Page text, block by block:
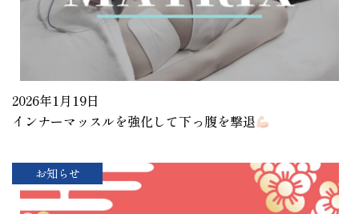
2026年1月19日
インナーマッスルを強化して下っ腹を撃退
お知らせ